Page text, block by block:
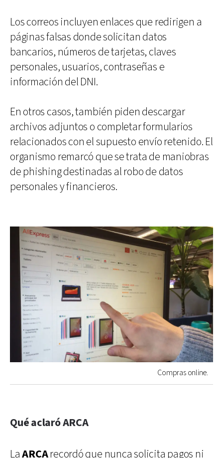
Los correos incluyen enlaces que redirigen a
páginas falsas donde solicitan datos
bancarios, números de tarjetas, claves
personales, usuarios, contraseñas e
información del DNI.
En otros casos, también piden descargar
archivos adjuntos o completar formularios
relacionados con el supuesto envío retenido. El
organismo remarcó que se trata de maniobras
de phishing destinadas al robo de datos
personales y financieros.
Compras online.
Qué aclaró ARCA
LaARCArecordó que nunca solicita pagos ni